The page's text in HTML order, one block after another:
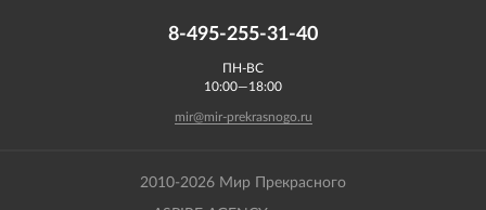
8-495-255-31-40
ПН-ВС
10:00—18:00
mir@mir-prekrasnogo.ru
2010-2026 Мир Прекрасного